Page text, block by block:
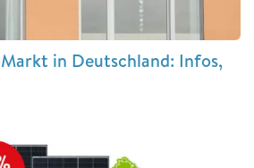
in Deutschland: Infos,